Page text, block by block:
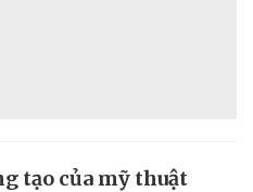
tạo của mỹ thuật